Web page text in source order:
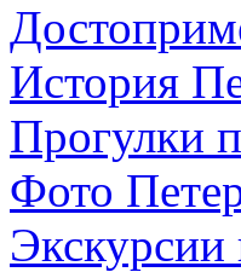
История
Прогулки
Фото
Экскурсии